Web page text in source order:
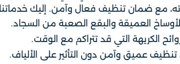
مع ضمان تنظيف فعال وآمن. إليك خدماتنا
العميقة والبقع الصعبة من السجاد.
الكريهة التي قد تتراكم مع الوقت.
تنظيف عميق وآمن دون التأثير على الألياف.